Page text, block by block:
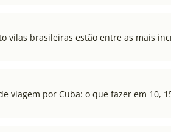
vilas brasileiras estão entre as mais
viagem por Cuba: o que fazer em 10,